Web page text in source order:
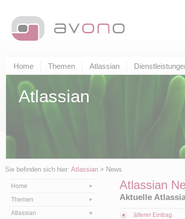
Home Themen Atlassian
Atlassian
Sie befinden sich hier: Atlassian > News
Home
Themen
Atlassian
Atlassian
Aktuelle
älterer Eintrag